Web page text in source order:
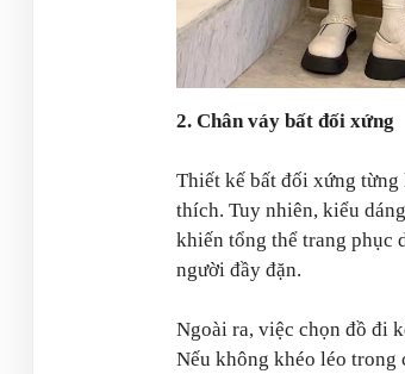
2. Chân váy bất đối xứng
Thiết kế bất đối xứng từng
thích. Tuy nhiên, kiểu
khiến tổng thể trang phục
người đầy đặn.
Ngoài ra, việc chọn đồ đi
Nếu không khéo léo trong